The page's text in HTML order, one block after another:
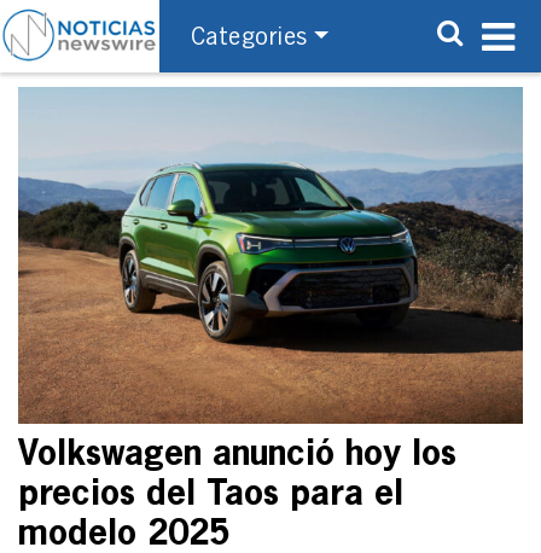
Categories
Volkswagen anunció hoy los
precios del Taos para el
modelo 2025